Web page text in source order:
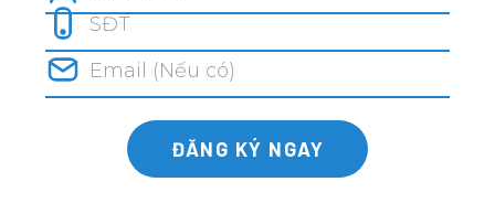
ĐĂNG KÝ NGAY